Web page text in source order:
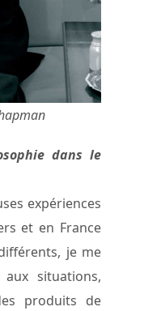
dans le
expériences
et en France
je me
situations,
produits de